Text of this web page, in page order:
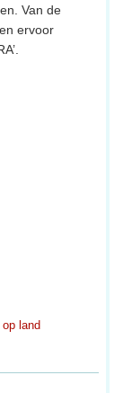
Van de
ervoor
land